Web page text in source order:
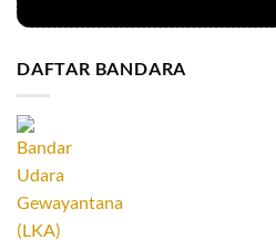
DAFTAR BANDARA